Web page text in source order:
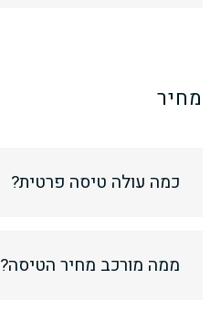
מחיר
כמה עולה טיסה פרטית?
ממה מורכב מחיר הטיסה?